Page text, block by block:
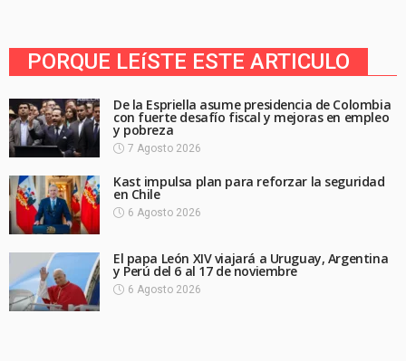
PORQUE LEíSTE ESTE ARTICULO
De la Espriella asume presidencia de Colombia
con fuerte desafío fiscal y mejoras en empleo
y pobreza
7 Agosto 2026
Kast impulsa plan para reforzar la seguridad
en Chile
6 Agosto 2026
El papa León XIV viajará a Uruguay, Argentina
y Perú del 6 al 17 de noviembre
6 Agosto 2026